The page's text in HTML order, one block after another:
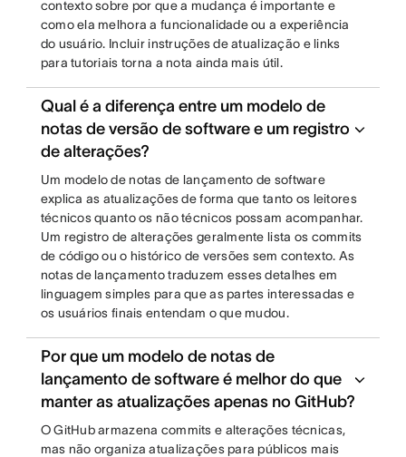
contexto sobre por que a mudança é importante e
como ela melhora a funcionalidade ou a experiência
do usuário. Incluir instruções de atualização e links
para tutoriais torna a nota ainda mais útil.
Qual é a diferença entre um modelo de
notas de versão de software e um registro
de alterações?
Um modelo de notas de lançamento de software
explica as atualizações de forma que tanto os leitores
técnicos quanto os não técnicos possam acompanhar.
Um registro de alterações geralmente lista os commits
de código ou o histórico de versões sem contexto. As
notas de lançamento traduzem esses detalhes em
linguagem simples para que as partes interessadas e
os usuários finais entendam o que mudou.
Por que um modelo de notas de
lançamento de software é melhor do que
manter as atualizações apenas no GitHub?
O GitHub armazena commits e alterações técnicas,
mas não organiza atualizações para públicos mais